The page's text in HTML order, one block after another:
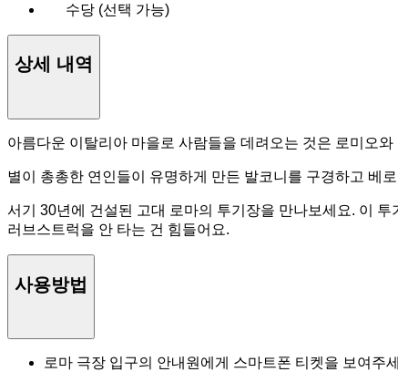
수당 (선택 가능)
상세 내역
아름다운 이탈리아 마을로 사람들을 데려오는 것은 로미오
별이 총총한 연인들이 유명하게 만든 발코니를 구경하고 베
서기 30년에 건설된 고대 로마의 투기장을 만나보세요. 이
러브스트럭을 안 타는 건 힘들어요.
사용방법
로마 극장 입구의 안내원에게 스마트폰 티켓을 보여주